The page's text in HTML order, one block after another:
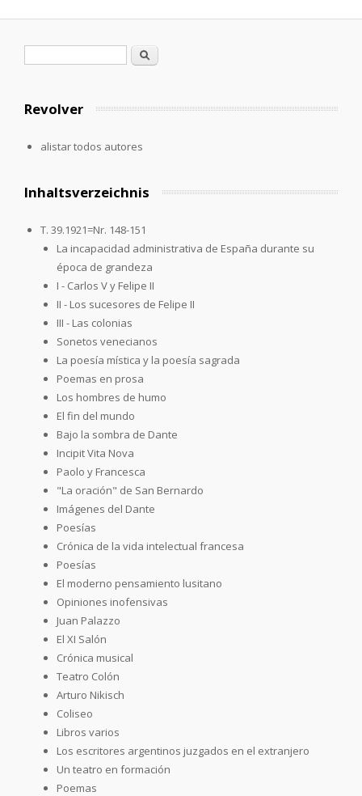
Formulario de búsqueda
Buscar
Revolver
alistar todos autores
Inhaltsverzeichnis
T. 39.1921=Nr. 148-151
La incapacidad administrativa de España durante su
época de grandeza
I - Carlos V y Felipe II
II - Los sucesores de Felipe II
III - Las colonias
Sonetos venecianos
La poesía mística y la poesía sagrada
Poemas en prosa
Los hombres de humo
El fin del mundo
Bajo la sombra de Dante
Incipit Vita Nova
Paolo y Francesca
"La oración" de San Bernardo
Imágenes del Dante
Poesías
Crónica de la vida intelectual francesa
Poesías
El moderno pensamiento lusitano
Opiniones inofensivas
Juan Palazzo
El XI Salón
Crónica musical
Teatro Colón
Arturo Nikisch
Coliseo
Libros varios
Los escritores argentinos juzgados en el extranjero
Un teatro en formación
Poemas